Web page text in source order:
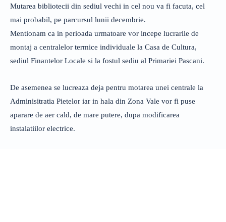
Mutarea bibliotecii din sediul vechi in cel nou va fi facuta, cel
mai probabil, pe parcursul lunii decembrie.
Mentionam ca in perioada urmatoare vor incepe lucrarile de
montaj a centralelor termice individuale la Casa de Cultura,
sediul Finantelor Locale si la fostul sediu al Primariei Pascani.
De asemenea se lucreaza deja pentru motarea unei centrale la
Adminisitratia Pietelor iar in hala din Zona Vale vor fi puse
aparare de aer cald, de mare putere, dupa modificarea
instalatiilor electrice.